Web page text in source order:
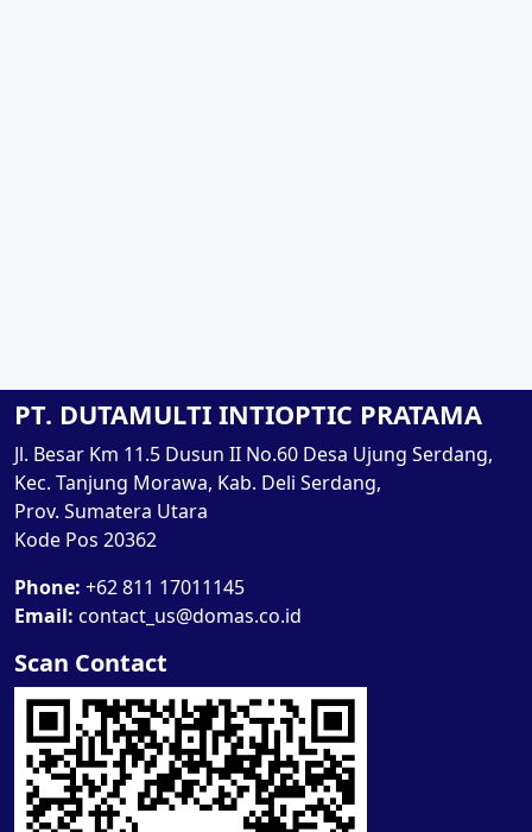
PT. DUTAMULTI INTIOPTIC PRATAMA
Jl. Besar Km 11.5 Dusun II No.60 Desa Ujung Serdang,
Kec. Tanjung Morawa, Kab. Deli Serdang,
Prov. Sumatera Utara
Kode Pos 20362
Phone: +62 811 17011145
Email: contact_us@domas.co.id
Scan Contact